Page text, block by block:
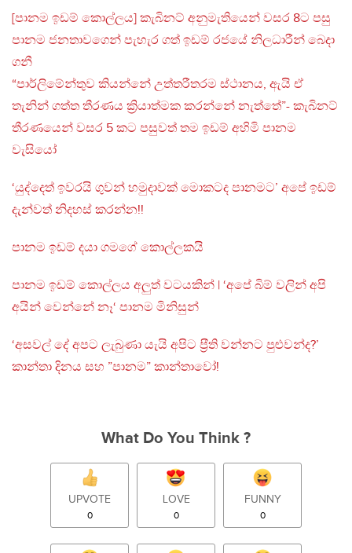
[පානම ඉඩම් කොල්ලය] කැබිනට් අනුමැතියෙන් වසර 8ට පසු
පානම ජනතාවගෙන් පැහැර ගත් ඉඩම් රජයේ නිලධාරීන් බෙදා
ගනී
“පාර්ලිමේන්තුව කියන්නේ උත්තරීතරම ස්ථානය, ඇයි ඒ
තැනින් ගත්ත තීරණය ක්‍රියාත්මක කරන්නේ නැත්තේ”- කැබිනට්
තීරණයෙන් වසර 5 කට පසුවත් තම ඉඩම් අහිමි පානම
වැසියෝ
‘යුද්දෙත් ඉවරයි ගුවන් හමුදාවක් මොකටද පානමට’ අපේ ඉඩම්
දැන්වත් නිදහස් කරන්න!!
පානම ඉඩම් දයා ගමගේ කොල්ලකයි
පානම ඉඩම් කොල්ලය අලුත් වටයකින් | ‘අපේ බිම් වලින් අපි
අයින් වෙන්නේ නෑ‘ පානම මිනිසුන්
‘අසවල් දේ අපට ලැබුණා යැයි අපිට ප‍්‍රීති වන්නට පුළුවන්ද?’
කාන්තා දිනය සහ ”පානම” කාන්තාවෝ!
What Do You Think ?
UPVOTE
0
LOVE
0
FUNNY
0